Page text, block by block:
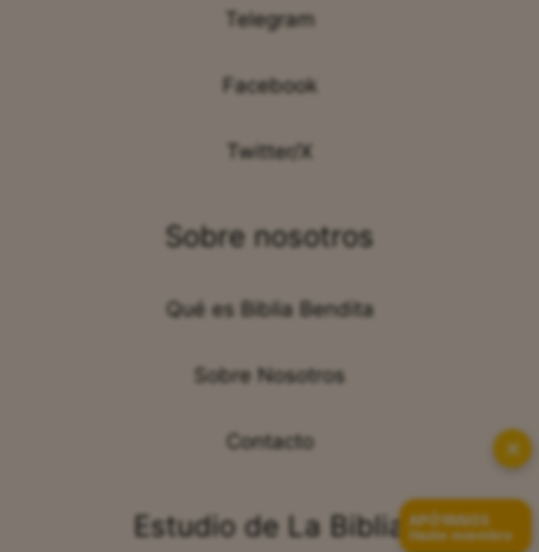
Telegram
Facebook
Twitter/X
Sobre nosotros
Qué es Biblia Bendita
Sobre Nosotros
Contacto
Estudio de La Biblia
✕
APÓYANOS
Hazte miembro